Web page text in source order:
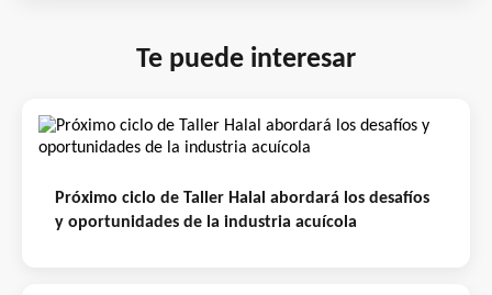
Te puede interesar
Próximo ciclo de Taller Halal abordará los desafíos
y oportunidades de la industria acuícola